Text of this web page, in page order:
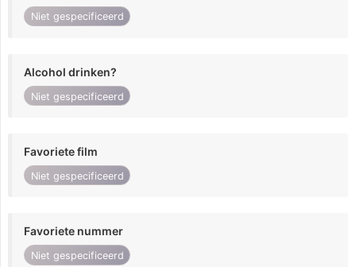
Niet gespecificeerd
Alcohol drinken?
Niet gespecificeerd
Favoriete film
Niet gespecificeerd
Favoriete nummer
Niet gespecificeerd